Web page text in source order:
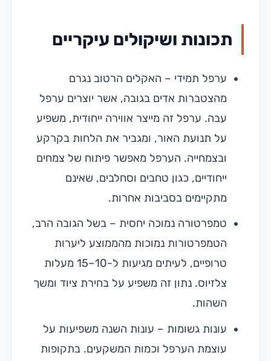
תכונות ושיקולים עיקריים
ערפל תמידי – האקלים הרטוב נגרם
מהצטברות אדים בגובה, אשר יוצרים ערפל
עבה. ערפל זה מייצר אווירה ייחודית, משפיע
על תנועת האור, ומגביר את הלחות בקרקע
ובצמחייה. הערפל מאפשר פיתוח של צמחים
ייחודיים, כגון טחבים וסחלבים, שאינם
מתקיימים בסביבות אחרות.
טמפרטורה נמוכה יחסית – בשל הגובה הרב,
הטמפרטורות נמוכות מהממוצע ליערות
טרופיים, לעיתים מגיעות ל-10–15 מעלות
צלזיוס. נתון זה משפיע על בחירת ציוד ומשך
השהות.
עונות גשומות – עונות השנה משפיעות על
עוצמת הערפל וכמות המשקעים. בתקופות